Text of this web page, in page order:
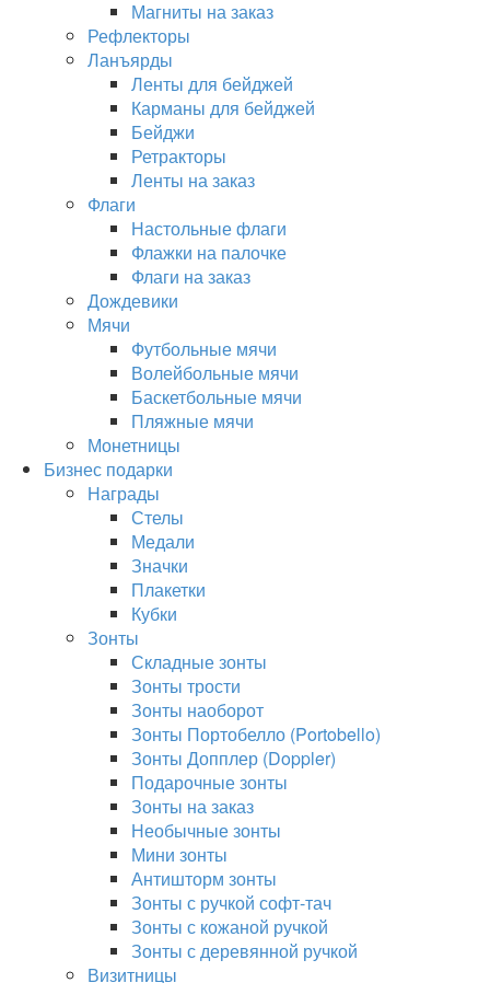
Магниты на заказ
Рефлекторы
Ланъярды
Ленты для бейджей
Карманы для бейджей
Бейджи
Ретракторы
Ленты на заказ
Флаги
Настольные флаги
Флажки на палочке
Флаги на заказ
Дождевики
Мячи
Футбольные мячи
Волейбольные мячи
Баскетбольные мячи
Пляжные мячи
Монетницы
Бизнес подарки
Награды
Стелы
Медали
Значки
Плакетки
Кубки
Зонты
Складные зонты
Зонты трости
Зонты наоборот
Зонты Портобелло (Portobello)
Зонты Допплер (Doppler)
Подарочные зонты
Зонты на заказ
Необычные зонты
Мини зонты
Антишторм зонты
Зонты с ручкой софт-тач
Зонты с кожаной ручкой
Зонты с деревянной ручкой
Визитницы